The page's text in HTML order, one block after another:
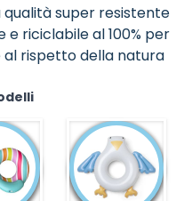
qualità super resistente
riciclabile al 100% per
rispetto della natura